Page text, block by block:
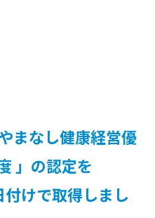
まなし健康経営優
」の認定を
付けで取得しまし